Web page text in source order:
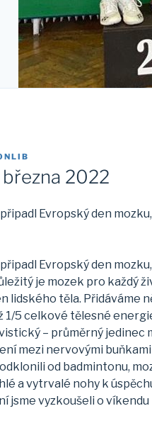
března 2022
připadl Evropský den
připadl Evropský den
je mozek pro každý
lidského těla. Přidáváme
5 celkové tělesné
– průměrný jedinec
mezi nervovými buňkami
od badmintonu,
a vytrvalé nohy k
jsme vyzkoušeli o